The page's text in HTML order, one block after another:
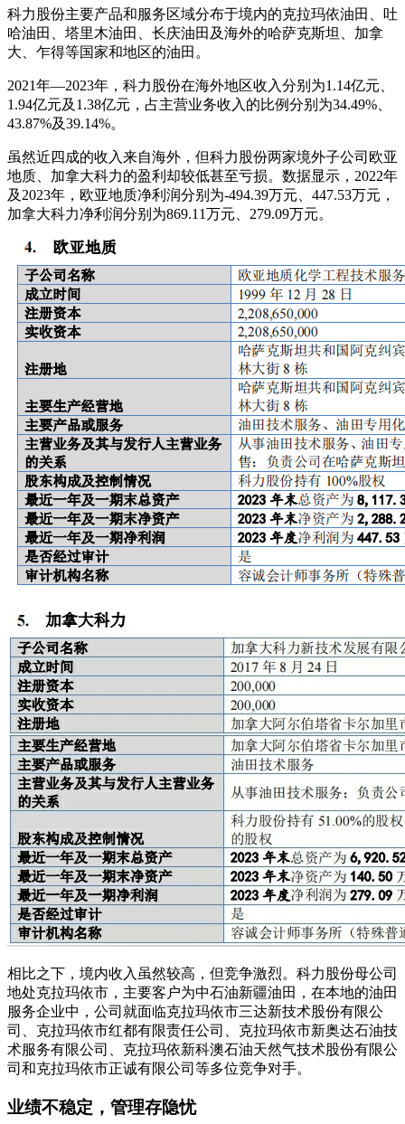
科力股份主要产品和服务区域分布于境内的克拉玛依油田、吐
哈油田、塔里木油田、长庆油田及海外的哈萨克斯坦、加拿
大、乍得等国家和地区的油田。
2021年—2023年，科力股份在海外地区收入分别为1.14亿元、
1.94亿元及1.38亿元，占主营业务收入的比例分别为34.49%、
43.87%及39.14%。
虽然近四成的收入来自海外，但科力股份两家境外子公司欧亚
地质、加拿大科力的盈利却较低甚至亏损。数据显示，2022年
及2023年，欧亚地质净利润分别为-494.39万元、447.53万元，
加拿大科力净利润分别为869.11万元、279.09万元。
相比之下，境内收入虽然较高，但竞争激烈。科力股份母公司
地处克拉玛依市，主要客户为中石油新疆油田，在本地的油田
服务企业中，公司就面临克拉玛依市三达新技术股份有限公
司、克拉玛依市红都有限责任公司、克拉玛依市新奥达石油技
术服务有限公司、克拉玛依新科澳石油天然气技术股份有限公
司和克拉玛依市正诚有限公司等多位竞争对手。
业绩不稳定，管理存隐忧